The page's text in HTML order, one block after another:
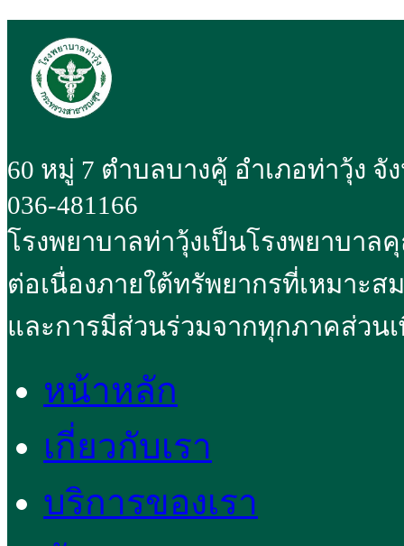
60 หมู่ 7 ตำบลบางคู้ อำเภอท่าวุ้ง จั
036-481166
โรงพยาบาลท่าวุ้งเป็นโรงพยาบา
ต่อเนื่องภายใต้ทรัพยากรที่เหมาะสม
และการมีส่วนร่วมจากทุกภาคส่ว
หน้าหลัก
เกี่ยวกับเรา
บริการของเรา